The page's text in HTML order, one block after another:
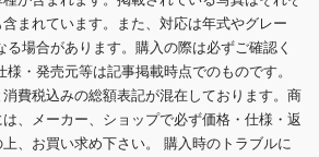
まれています。また、対応は年式やグレー
る場合があります。購入の際は必ずご確認く
・発売元等は記事掲載時点でのものです。
費税込みの総額表記が混在しております。商
、メーカー、ショップで必ず価格・仕様・返
、お買い求め下さい。 購入時のトラブルに